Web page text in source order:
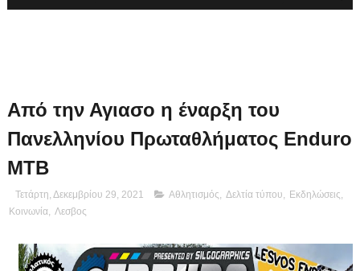
Από την Αγιασο η έναρξη του
Πανελληνίου Πρωταθλήματος Enduro
MTB
Τετάρτη, Δεκεμβρίου 29, 2021 Αθλητισμός Δελτία τύπου Εκδηλώσεις
Κοινωνία, Λεσβος